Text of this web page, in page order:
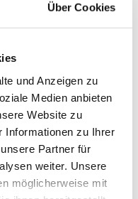
Über Cookies
und Anzeigen zu
Medien anbieten
Website zu
Informationen zu Ihrer
Partner für
weiter. Unsere
möglicherweise mit
er die
um
ob
des
1 Tag